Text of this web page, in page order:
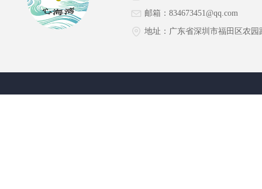
邮箱： 834673451@qq.com
地址： 广东省深圳市福田区农园